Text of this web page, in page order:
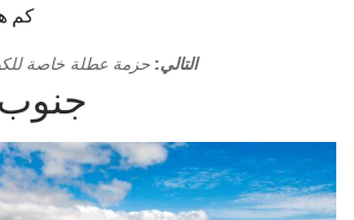
كم
التالي: حزمة عطلة خاصة
2.